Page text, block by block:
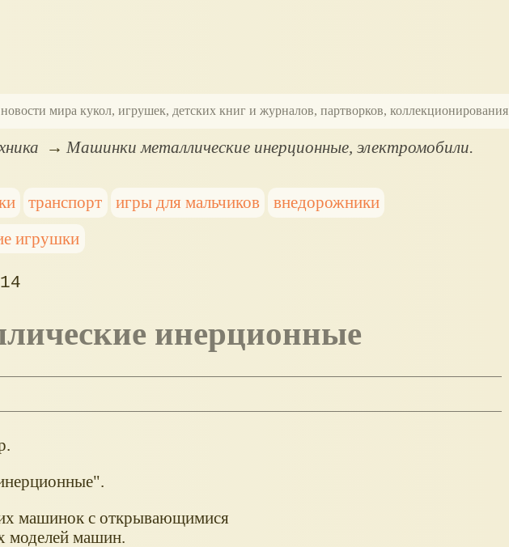
мира кукол, игрушек, детских книг и журналов, партворков, коллекционирования
Машинки металлические инерционные, электромобили.
транспорт игры для мальчиков
внедорожники
игрушки
инерционные
машинок с открывающимися
моделей машин.